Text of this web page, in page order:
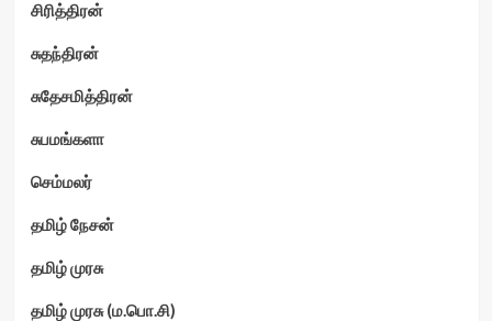
சிரித்திரன்
சுதந்திரன்
சுதேசமித்திரன்
சுபமங்களா
செம்மலர்
தமிழ் நேசன்
தமிழ் முரசு
தமிழ் முரசு (ம.பொ.சி)